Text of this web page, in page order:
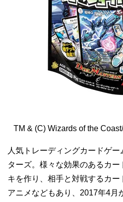
TM & (C) Wizards of the
人気トレーディングカードゲ
ターズ。様々な効果のあるカ
キを作り、相手と対戦するカ
アニメなどもあり、2017年4月